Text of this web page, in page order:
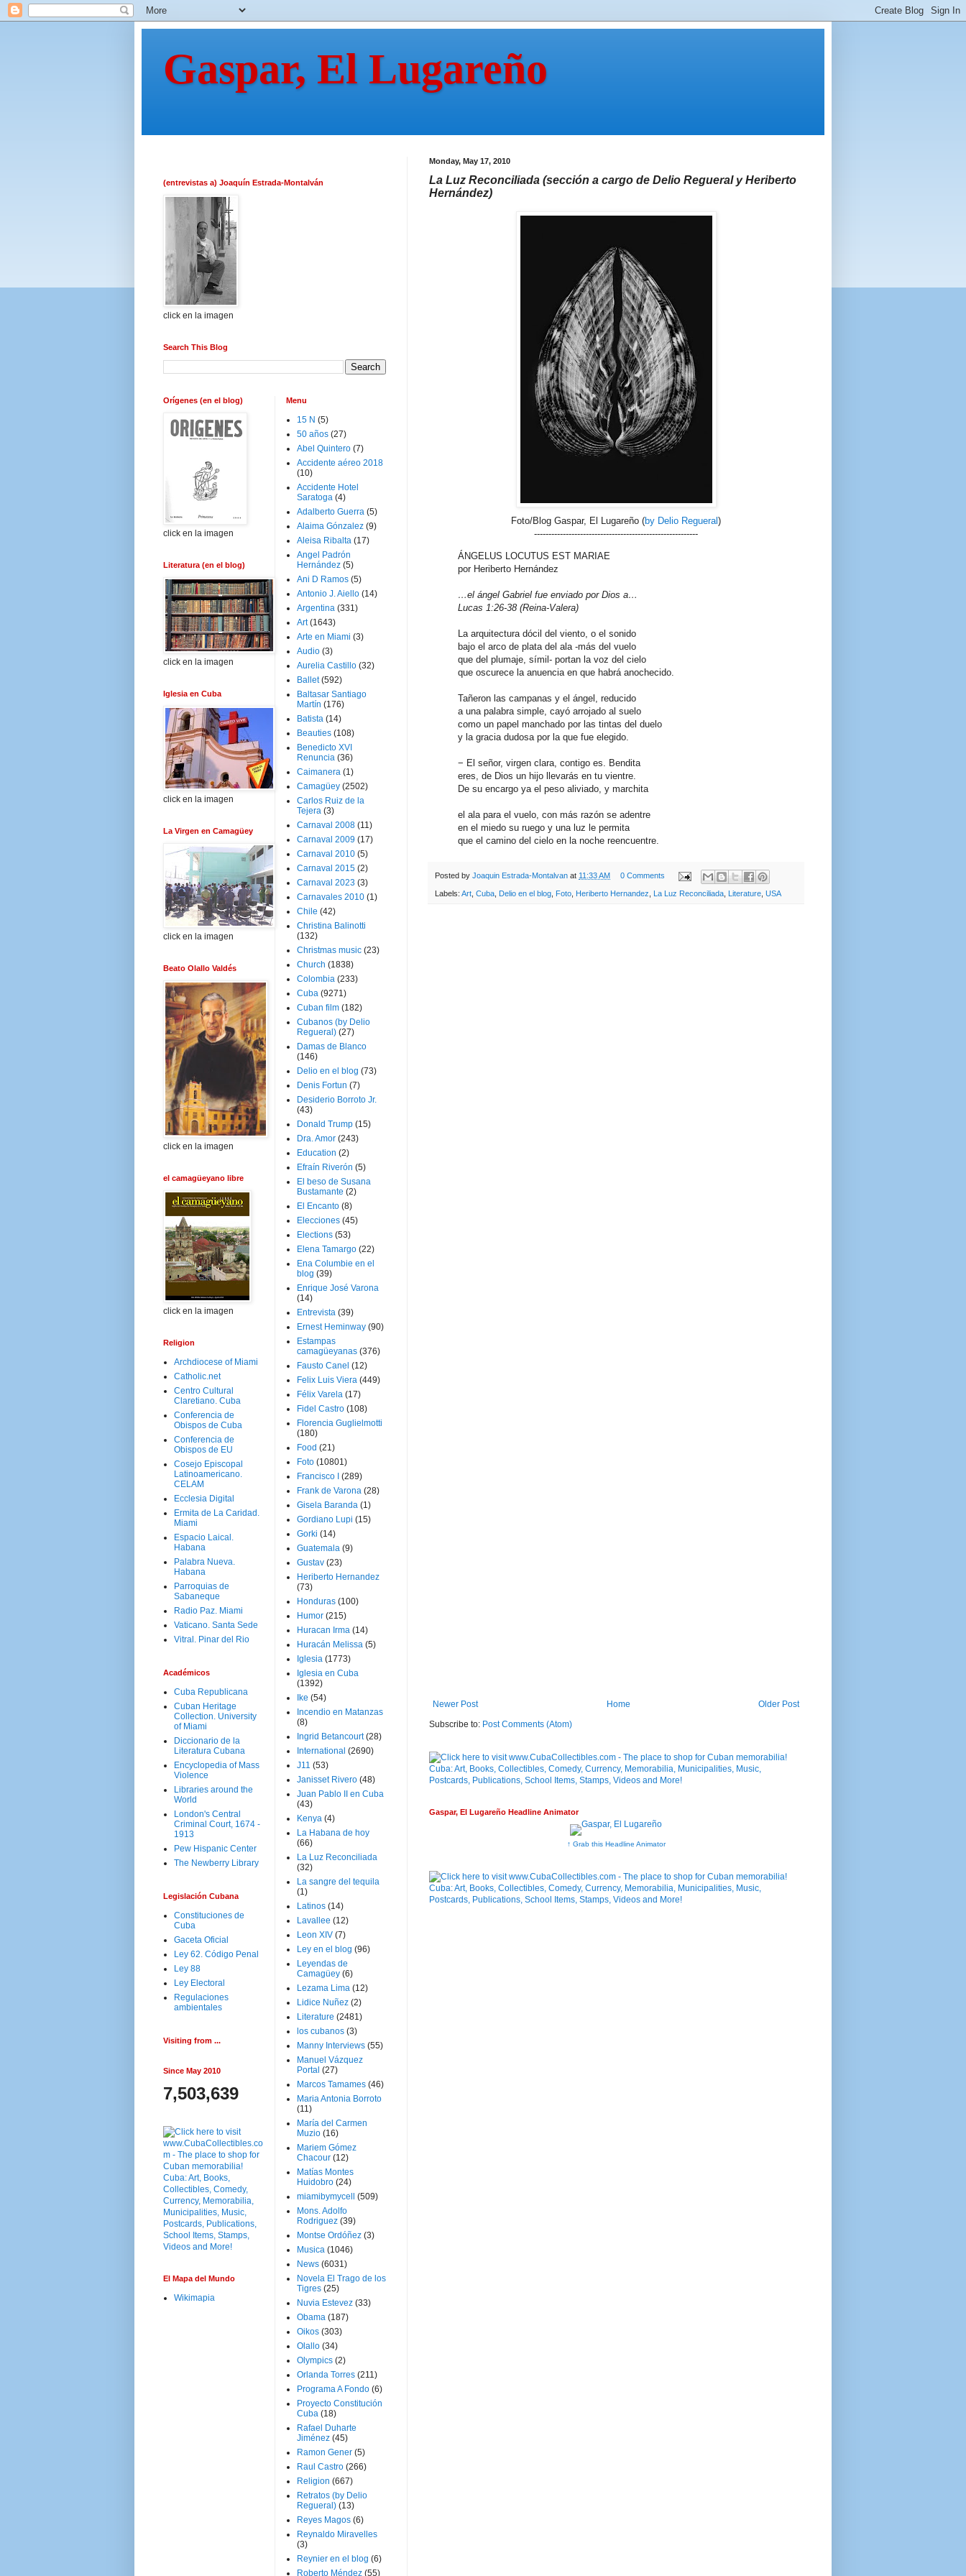
Gaspar, El Lugareño
Monday, May 17, 2010
La Luz Reconciliada (sección a cargo de Delio Regueral y Heriberto
Hernández)
Foto/Blog Gaspar, El Lugareño (by Delio Regueral)
---------------------------------------------------------
ÁNGELUS LOCUTUS EST MARIAE
por Heriberto Hernández
…el ángel Gabriel fue enviado por Dios a…
Lucas 1:26-38 (Reina-Valera)
La arquitectura dócil del viento, o el sonido
bajo el arco de plata del ala -más del vuelo
que del plumaje, símil- portan la voz del cielo
que oscurece la anuencia en que habrá anochecido.
Tañeron las campanas y el ángel, reducido
a una palabra simple, cayó arrojado al suelo
como un papel manchado por las tintas del duelo
y la gracia dudosa por la que fue elegido.
− El señor, virgen clara, contigo es. Bendita
eres, de Dios un hijo llevarás en tu vientre.
De su encargo ya el peso aliviado, y marchita
el ala para el vuelo, con más razón se adentre
en el miedo su ruego y una luz le permita
que el camino del cielo en la noche reencuentre.
Posted by Joaquin Estrada-Montalvan at 11:33 AM 0 Comments
Labels: Art Cuba Delio en el blog Foto Heriberto Hernandez La Luz Reconciliada Literature USA
Newer Post Older Post
Home
Subscribe to: Post Comments (Atom)
Gaspar, El Lugareño Headline Animator
↑ Grab this Headline Animator
(entrevistas a) Joaquín Estrada-Montalván
click en la imagen
Search This Blog
Orígenes (en el blog)
click en la imagen
Literatura (en el blog)
click en la imagen
Iglesia en Cuba
click en la imagen
La Virgen en Camagüey
click en la imagen
Beato Olallo Valdés
click en la imagen
el camagüeyano libre
click en la imagen
Religion
Archdiocese of Miami
Catholic.net
Centro Cultural
Claretiano. Cuba
Conferencia de
Obispos de Cuba
Conferencia de
Obispos de EU
Cosejo Episcopal
Latinoamericano.
CELAM
Ecclesia Digital
Ermita de La Caridad.
Miami
Espacio Laical.
Habana
Palabra Nueva.
Habana
Parroquias de
Sabaneque
Radio Paz. Miami
Vaticano. Santa Sede
Vitral. Pinar del Rio
Académicos
Cuba Republicana
Cuban Heritage
Collection. University
of Miami
Diccionario de la
Literatura Cubana
Encyclopedia of Mass
Violence
Libraries around the
World
London's Central
Criminal Court, 1674 -
1913
Pew Hispanic Center
The Newberry Library
Legislación Cubana
Constituciones de
Cuba
Gaceta Oficial
Ley 62. Código Penal
Ley 88
Ley Electoral
Regulaciones
ambientales
Visiting from ...
Since May 2010
7,503,639
El Mapa del Mundo
Wikimapia
Menu
15 N (5)
50 años (27)
Abel Quintero (7)
Accidente aéreo 2018
(10)
Accidente Hotel
Saratoga (4)
Adalberto Guerra (5)
Alaima Gónzalez (9)
Aleisa Ribalta (17)
Angel Padrón
Hernández (5)
Ani D Ramos (5)
Antonio J. Aiello (14)
Argentina (331)
Art (1643)
Arte en Miami (3)
Audio (3)
Aurelia Castillo (32)
Ballet (592)
Baltasar Santiago
Martín (176)
Batista (14)
Beauties (108)
Benedicto XVI
Renuncia (36)
Caimanera (1)
Camagüey (2502)
Carlos Ruiz de la
Tejera (3)
Carnaval 2008 (11)
Carnaval 2009 (17)
Carnaval 2010 (5)
Carnaval 2015 (2)
Carnaval 2023 (3)
Carnavales 2010 (1)
Chile (42)
Christina Balinotti
(132)
Christmas music (23)
Church (1838)
Colombia (233)
Cuba (9271)
Cuban film (182)
Cubanos (by Delio
Regueral) (27)
Damas de Blanco
(146)
Delio en el blog (73)
Denis Fortun (7)
Desiderio Borroto Jr.
(43)
Donald Trump (15)
Dra. Amor (243)
Education (2)
Efraín Riverón (5)
El beso de Susana
Bustamante (2)
El Encanto (8)
Elecciones (45)
Elections (53)
Elena Tamargo (22)
Ena Columbie en el
blog (39)
Enrique José Varona
(14)
Entrevista (39)
Ernest Heminway (90)
Estampas
camagüeyanas (376)
Fausto Canel (12)
Felix Luis Viera (449)
Félix Varela (17)
Fidel Castro (108)
Florencia Guglielmotti
(180)
Food (21)
Foto (10801)
Francisco I
(289)
Frank de Varona (28)
Gisela Baranda (1)
Gordiano Lupi (15)
Gorki (14)
Guatemala (9)
Gustav (23)
Heriberto Hernandez
(73)
Honduras (100)
Humor (215)
Huracan Irma (14)
Huracán Melissa (5)
Iglesia (1773)
Iglesia en Cuba
(1392)
Ike (54)
Incendio en Matanzas
(8)
Ingrid Betancourt (28)
International (2690)
J11 (53)
Janisset Rivero (48)
Juan Pablo II en Cuba
(43)
Kenya (4)
La Habana de hoy
(66)
La Luz Reconciliada
(32)
La sangre del tequila
(1)
Latinos (14)
Lavallee (12)
Leon XIV (7)
Ley en el blog (96)
Leyendas de
Camagüey (6)
Lezama Lima (12)
Lidice Nuñez (2)
Literature (2481)
los cubanos (3)
Manny Interviews (55)
Manuel Vázquez
Portal (27)
Marcos Tamames (46)
Maria Antonia Borroto
(11)
María del Carmen
Muzio (16)
Mariem Gómez
Chacour (12)
Matías Montes
Huidobro (24)
miamibymycell
(509)
Mons. Adolfo
Rodriguez (39)
Montse Ordóñez (3)
Musica (1046)
News (6031)
Novela El Trago de los
Tigres (25)
Nuvia Estevez (33)
Obama (187)
Oikos (303)
Olallo (34)
Olympics (2)
Orlanda Torres (211)
Programa A Fondo (6)
Proyecto Constitución
Cuba (18)
Rafael Duharte
Jiménez (45)
Ramon Gener (5)
Raul Castro (266)
Religion (667)
Retratos (by Delio
Regueral) (13)
Reyes Magos (6)
Reynaldo Miravelles
(3)
Reynier en el blog (6)
Roberto Méndez (55)